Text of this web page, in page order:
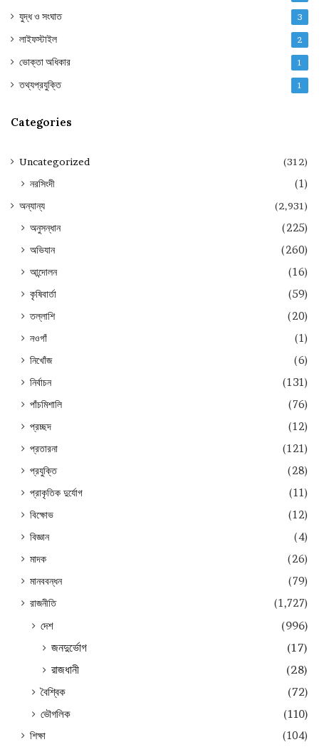
যুদ্ধ ও সংঘাত 3
লাইফস্টাইল 2
ভোক্তা অধিকার 1
তথ্যপ্রযুক্তি 1
Categories
Uncategorized (312)
নরসিংদী (1)
অন্যান্য (2,931)
অনুসন্ধান
(225)
অভিযান
(260)
আন্দোলন
(16)
কৃষিবার্তা
(59)
তল্লাশি
(20)
নওগাঁ
(1)
নিখোঁজ
(6)
নির্বাচন
(131)
পাঁচমিশালি
(76)
প্রচ্ছদ
(12)
প্রতারনা
(121)
প্রযুক্তি
(28)
প্রাকৃতিক দুর্যোগ
(11)
বিক্ষোভ
(12)
বিজ্ঞান
(4)
মাদক
(26)
মানববন্ধন
(79)
রাজনীতি
(1,727)
দেশ
(996)
জনদুর্ভোগ
(17)
রাজধানী
(28)
বৈশ্বিক
(72)
ভৌগলিক
(110)
শিক্ষা
(104)